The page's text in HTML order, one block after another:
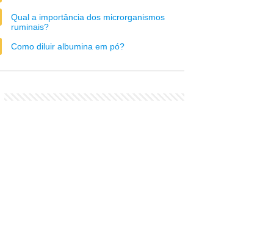
Qual a importância dos microrganismos
ruminais?
Como diluir albumina em pó?